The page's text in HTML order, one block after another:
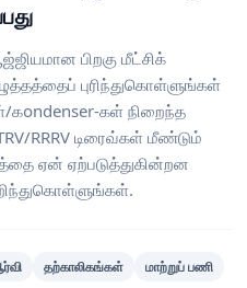
பிறகு மீட்சிக்
புரிந்துகொள்ளுங்கள்
கondenser-கள் நிறைந்த
RRRV டிரைவ்கள் மீண்டும்
ஏன் ஏற்படுத்துகின்றன
தற்காலிகங்கள் மாற்றுப் பணி